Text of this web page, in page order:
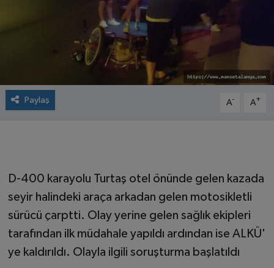
Paylaş A- A+
D-400 karayolu Turtaş otel önünde gelen kazada
seyir halindeki araça arkadan gelen motosikletli
sürücü çarptti. Olay yerine gelen sağlık ekipleri
tarafından ilk müdahale yapıldı ardından ise ALKÜ'
ye kaldırıldı. Olayla ilgili soruşturma başlatıldı